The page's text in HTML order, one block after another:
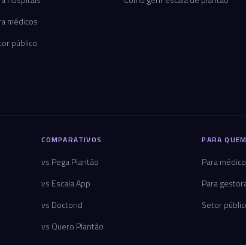
médicos
público
COMPARATIVOS
vs Pega Plantão
vs Escala App
vs Doctorid
vs Quero Plantão
PARA
Para
Para
Setor